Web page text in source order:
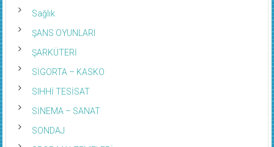
Sağlık
ŞANS OYUNLARI
ŞARKÜTERİ
SİGORTA – KASKO
SIHHİ TESİSAT
SİNEMA – SANAT
SONDAJ